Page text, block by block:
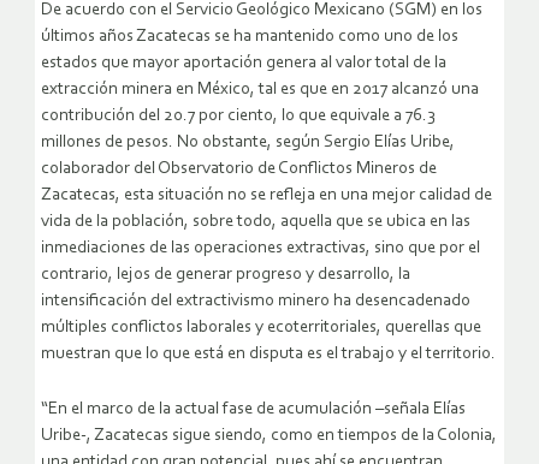
De acuerdo con el Servicio Geológico Mexicano (SGM) en los
últimos años Zacatecas se ha mantenido como uno de los
estados que mayor aportación genera al valor total de la
extracción minera en México, tal es que en 2017 alcanzó una
contribución del 20.7 por ciento, lo que equivale a 76.3
millones de pesos. No obstante, según Sergio Elías Uribe,
colaborador del Observatorio de Conflictos Mineros de
Zacatecas, esta situación no se refleja en una mejor calidad de
vida de la población, sobre todo, aquella que se ubica en las
inmediaciones de las operaciones extractivas, sino que por el
contrario, lejos de generar progreso y desarrollo, la
intensificación del extractivismo minero ha desencadenado
múltiples conflictos laborales y ecoterritoriales, querellas que
muestran que lo que está en disputa es el trabajo y el territorio.
“En el marco de la actual fase de acumulación –señala Elías
Uribe-, Zacatecas sigue siendo, como en tiempos de la Colonia,